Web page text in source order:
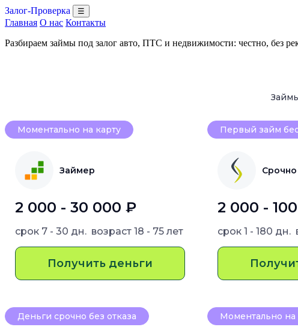
Залог-Проверка ☰
Главная О нас Контакты
Разбираем займы под залог авто, ПТС и недвижимости: честно, без
Моментально на карту
Займер
2 000 - 30 000 ₽
срок 7 - 30 дн. возраст 18 - 75 лет
Получить деньги
Первый займ
2 000 -
срок 1 - 180 дн.
Деньги срочно без отказа Моментально на